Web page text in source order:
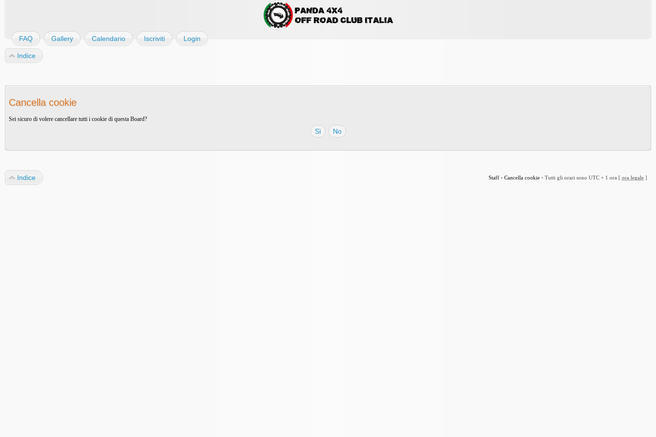
FAQ Gallery Calendario Iscriviti Login
Indice
Cancella cookie
Sei sicuro di volere cancellare tutti i cookie di questa Board?
Staff • Cancella cookie • Tutti gli orari sono UTC + 1 ora [ ora legale ]
Indice